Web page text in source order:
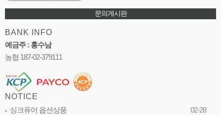
문의게시판
BANK INFO
예금주 : 홍수남
농협 187-02-379111
NOTICE
싱크퓨어 옵션상품
02-28